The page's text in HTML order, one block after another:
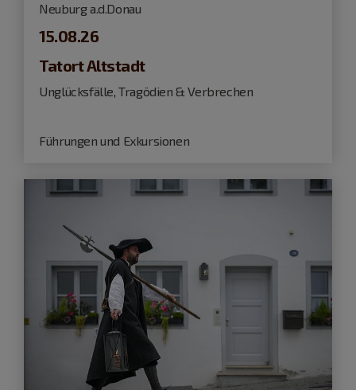
Neuburg a.d.Donau
15.08.26
Tatort Altstadt
Unglücksfälle, Tragödien & Verbrechen
Führungen und Exkursionen